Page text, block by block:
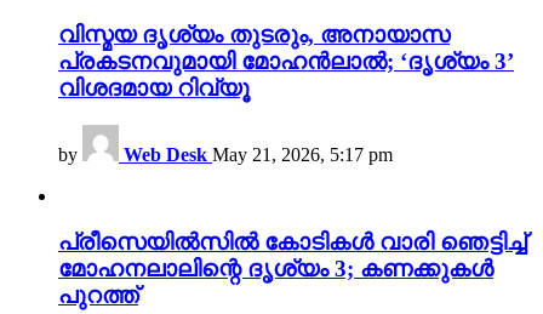
വിസ്മയ ദൃശ്യം തുടരും, അനായാസ
പ്രകടനവുമായി മോഹൻലാൽ; ‘ദൃശ്യം 3’
വിശദമായ റിവ്യൂ
by Web Desk May 21, 2026, 5:17 pm
പ്രീസെയിൽസിൽ കോടികൾ വാരി ഞെട്ടിച്ച്
മോഹനലാലിന്റെ ദൃശ്യം 3; കണക്കുകൾ
പുറത്ത്